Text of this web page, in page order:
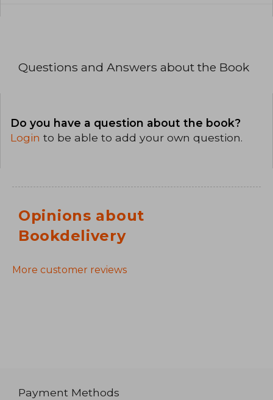
Questions and Answers about the Book
Do you have a question about the book?
Login to be able to add your own question.
Opinions about
Bookdelivery
More customer reviews
Payment Methods